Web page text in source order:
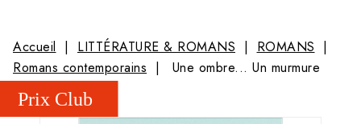
Accueil LITTÉRATURE & ROMANS
ROMANS
Romans contemporains
Une ombre... Un murmure